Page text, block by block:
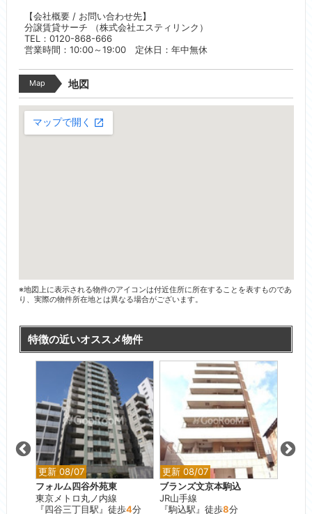
【会社概要 / お問い合わせ先】
分譲賃貸サーチ （株式会社エスティリンク）
TEL：0120-868-666
営業時間：10:00～19:00 定休日：年中無休
Map 地図
※地図上に表示される物件のアイコンは付近住所に所在することを表すものであ
り、実際の物件所在地とは異なる場合がございます。
特徴の近いオススメ物件
更新 08/07
フォルム四谷外苑東
東京メトロ丸ノ内線
『四谷三丁目駅』徒歩4分
更新 08/07
ブランズ文京本駒込
JR山手線
『駒込駅』徒歩8分